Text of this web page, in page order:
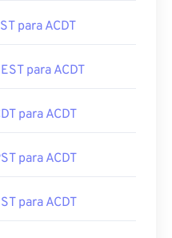
para ACDT
para ACDT
para ACDT
para ACDT
para ACDT